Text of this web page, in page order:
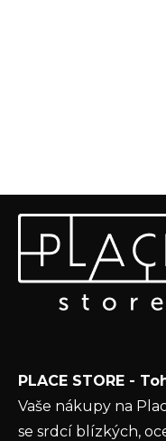
Odebírat
Vložte svůj e-mail a
nových produktech
ochrany osobních
PŘIHLÁSIT SE
PLACE STORE -
Vaše nákupy na
se srdcí blízkých,